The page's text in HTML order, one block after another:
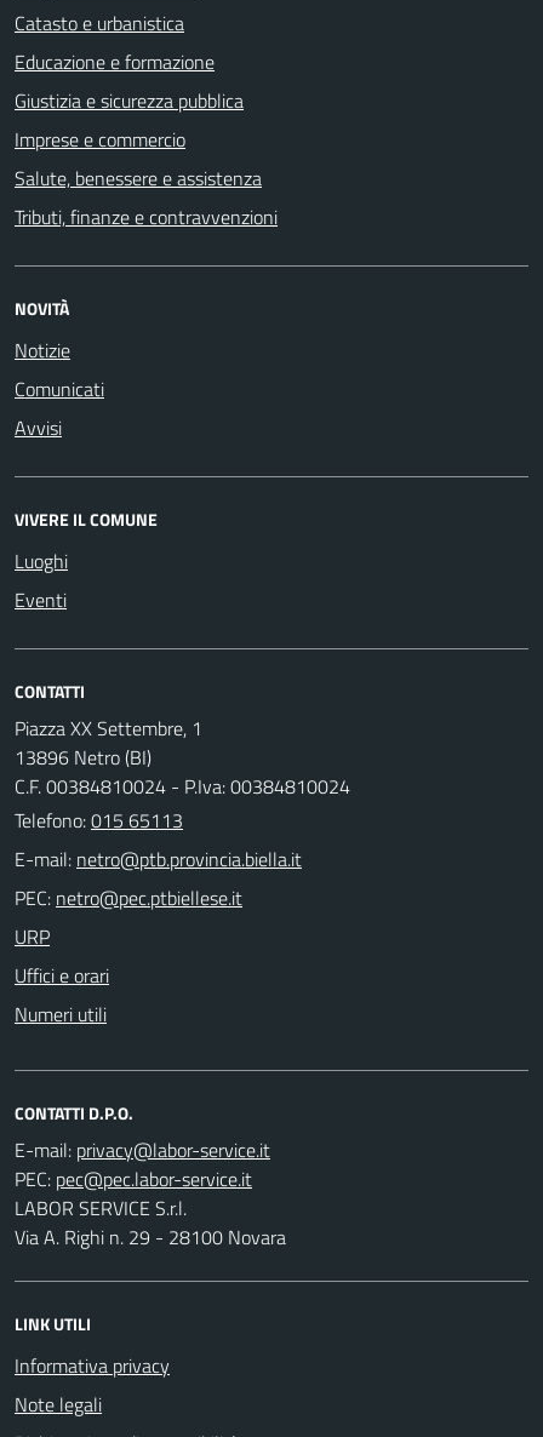
Catasto e urbanistica
Educazione e formazione
Giustizia e sicurezza pubblica
Imprese e commercio
Salute, benessere e assistenza
Tributi, finanze e contravvenzioni
NOVITÀ
Notizie
Comunicati
Avvisi
VIVERE IL COMUNE
Luoghi
Eventi
CONTATTI
Piazza XX Settembre, 1
13896 Netro (BI)
C.F. 00384810024 - P.Iva: 00384810024
Telefono:015 65113
E-mail:
PEC:
URP
Uffici e orari
Numeri utili
CONTATTI D.P.O.
E-mail:
PEC:
LABOR SERVICE S.r.l.
Via A. Righi n. 29 - 28100 Novara
LINK UTILI
Informativa privacy
Note legali